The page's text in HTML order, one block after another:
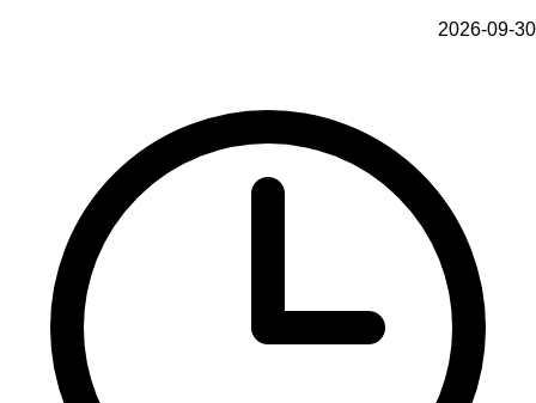
2026-09-30